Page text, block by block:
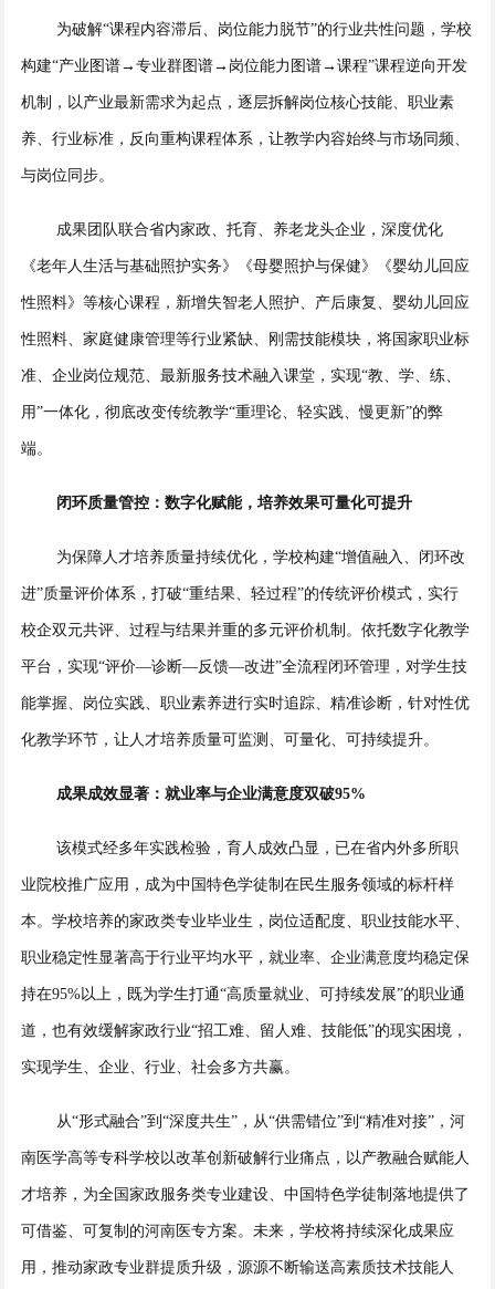
为破解“课程内容滞后、岗位能力脱节”的行业共性问题，学校
构建“产业图谱→专业群图谱→岗位能力图谱→课程”课程逆向开发
机制，以产业最新需求为起点，逐层拆解岗位核心技能、职业素
养、行业标准，反向重构课程体系，让教学内容始终与市场同频、
与岗位同步。
成果团队联合省内家政、托育、养老龙头企业，深度优化
《老年人生活与基础照护实务》《母婴照护与保健》《婴幼儿回应
性照料》等核心课程，新增失智老人照护、产后康复、婴幼儿回应
性照料、家庭健康管理等行业紧缺、刚需技能模块，将国家职业标
准、企业岗位规范、最新服务技术融入课堂，实现“教、学、练、
用”一体化，彻底改变传统教学“重理论、轻实践、慢更新”的弊
端。
闭环质量管控：数字化赋能，培养效果可量化可提升
为保障人才培养质量持续优化，学校构建“增值融入、闭环改
进”质量评价体系，打破“重结果、轻过程”的传统评价模式，实行
校企双元共评、过程与结果并重的多元评价机制。依托数字化教学
平台，实现“评价—诊断—反馈—改进”全流程闭环管理，对学生技
能掌握、岗位实践、职业素养进行实时追踪、精准诊断，针对性优
化教学环节，让人才培养质量可监测、可量化、可持续提升。
成果成效显著：就业率与企业满意度双破95%
该模式经多年实践检验，育人成效凸显，已在省内外多所职
业院校推广应用，成为中国特色学徒制在民生服务领域的标杆样
本。学校培养的家政类专业毕业生，岗位适配度、职业技能水平、
职业稳定性显著高于行业平均水平，就业率、企业满意度均稳定保
持在95%以上，既为学生打通“高质量就业、可持续发展”的职业通
道，也有效缓解家政行业“招工难、留人难、技能低”的现实困境，
实现学生、企业、行业、社会多方共赢。
从“形式融合”到“深度共生”，从“供需错位”到“精准对接”，河
南医学高等专科学校以改革创新破解行业痛点，以产教融合赋能人
才培养，为全国家政服务类专业建设、中国特色学徒制落地提供了
可借鉴、可复制的河南医专方案。未来，学校将持续深化成果应
用，推动家政专业群提质升级，源源不断输送高素质技术技能人